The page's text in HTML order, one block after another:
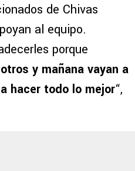
de Chivas
al equipo.
porque
y mañana vayan a
hacer todo lo mejor“,